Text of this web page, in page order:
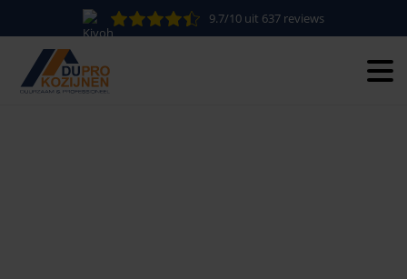
9.7/10 uit 637 reviews